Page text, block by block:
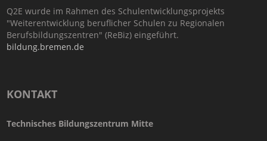
Q2E wurde im Rahmen des Schulentwicklungsprojekts
"Weiterentwicklung beruflicher Schulen zu Regionalen
Berufsbildungszentren" (ReBiz) eingeführt.
bildung.bremen.de
KONTAKT
Technisches Bildungszentrum Mitte